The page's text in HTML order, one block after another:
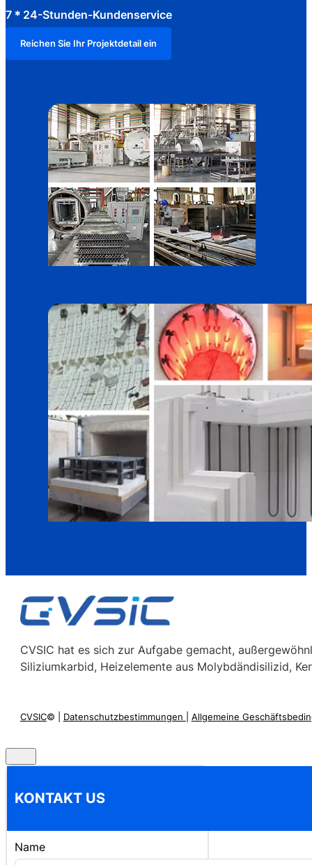
7＊24-Stunden-Kundenservice
Reichen Sie Ihr Projektdetail ein
CVSIC hat es sich zur Aufgabe gemacht,
Siliziumkarbid, Heizelemente aus Molybdändisilizid,
CVSIC© | Datenschutzbestimmungen Allgemeine
KONTAKT US
Name